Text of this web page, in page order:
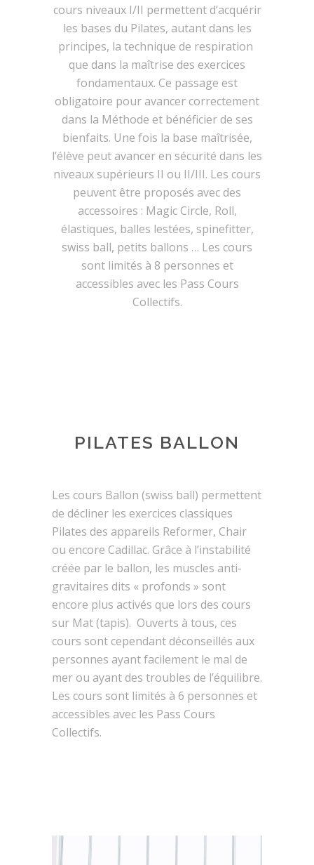
cours niveaux I/II permettent d’acquérir
les bases du Pilates, autant dans les
principes, la technique de respiration
que dans la maîtrise des exercices
fondamentaux. Ce passage est
obligatoire pour avancer correctement
dans la Méthode et bénéficier de ses
bienfaits. Une fois la base maîtrisée,
l’élève peut avancer en sécurité dans les
niveaux supérieurs II ou II/III. Les cours
peuvent être proposés avec des
accessoires : Magic Circle, Roll,
élastiques, balles lestées, spinefitter,
swiss ball, petits ballons … Les cours
sont limités à 8 personnes et
accessibles avec les Pass Cours
Collectifs.
PILATES BALLON
Les cours Ballon (swiss ball) permettent
de décliner les exercices classiques
Pilates des appareils Reformer, Chair
ou encore Cadillac. Grâce à l’instabilité
créée par le ballon, les muscles anti-
gravitaires dits « profonds » sont
encore plus activés que lors des cours
sur Mat (tapis). Ouverts à tous, ces
cours sont cependant déconseillés aux
personnes ayant facilement le mal de
mer ou ayant des troubles de l’équilibre.
Les cours sont limités à 6 personnes et
accessibles avec les Pass Cours
Collectifs.